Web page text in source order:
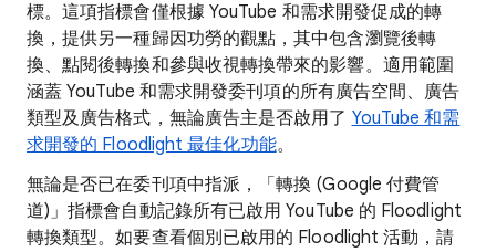
標。這項指標會僅根據 YouTube 和需求開發促成的轉
換，提供另一種歸因功勞的觀點，其中包含瀏覽後轉
換、點閱後轉換和參與收視轉換帶來的影響。適用範圍
涵蓋 YouTube 和需求開發委刊項的所有廣告空間、廣告
類型及廣告格式，無論廣告主是否啟用了 YouTube 和需
求開發的 Floodlight 最佳化功能。
無論是否已在委刊項中指派，「轉換 (Google 付費管
道)」指標會自動記錄所有已啟用 YouTube 的 Floodlight
轉換類型。如要查看個別已啟用的 Floodlight 活動，請